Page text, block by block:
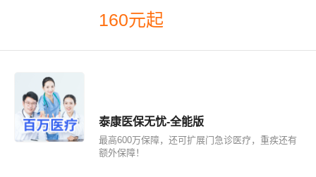
160元起
泰康医保无忧-全能版
最高600万保障，还可扩展门急诊医疗，重疾还有
额外保障！